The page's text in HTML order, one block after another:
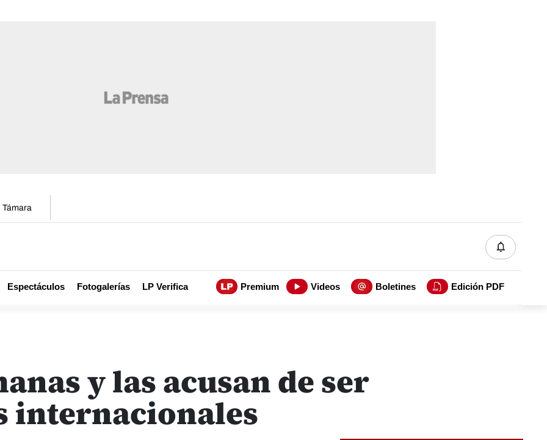
Támara
Espectáculos Fotogalerías LP Verifica Premium Videos Boletines Edición PDF
y las acusan de ser
internacionales